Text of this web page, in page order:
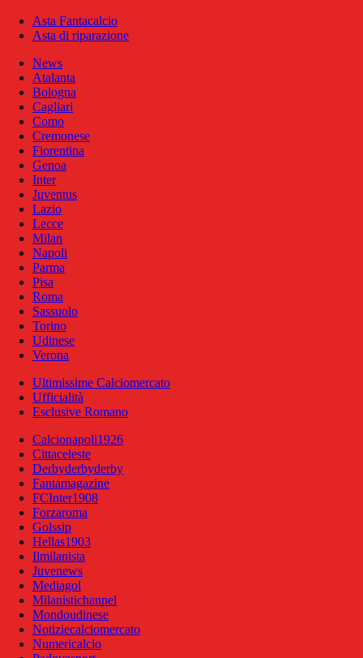
Asta Fantacalcio
Asta di riparazione
News
Atalanta
Bologna
Cagliari
Como
Cremonese
Fiorentina
Genoa
Inter
Juventus
Lazio
Lecce
Milan
Napoli
Parma
Pisa
Roma
Sassuolo
Torino
Udinese
Verona
Ultimissime Calciomercato
Ufficialità
Esclusive Romano
Calcionapoli1926
Cittaceleste
Derbyderbyderby
Fantamagazine
FCInter1908
Forzaroma
Golssip
Hellas1903
Ilmilanista
Juvenews
Mediagol
Milanistichannel
Mondoudinese
Notiziecalciomercato
Numericalcio